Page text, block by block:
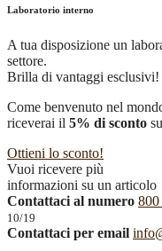
Laboratorio interno
A tua disposizione un
settore.
Brilla di vantaggi esclusivi!
Come benvenuto nel
riceverai il 5% di sconto
Ottieni lo sconto!
Vuoi ricevere più
informazioni su un articolo
Contattaci al numero 800
10/19
Contattaci per email